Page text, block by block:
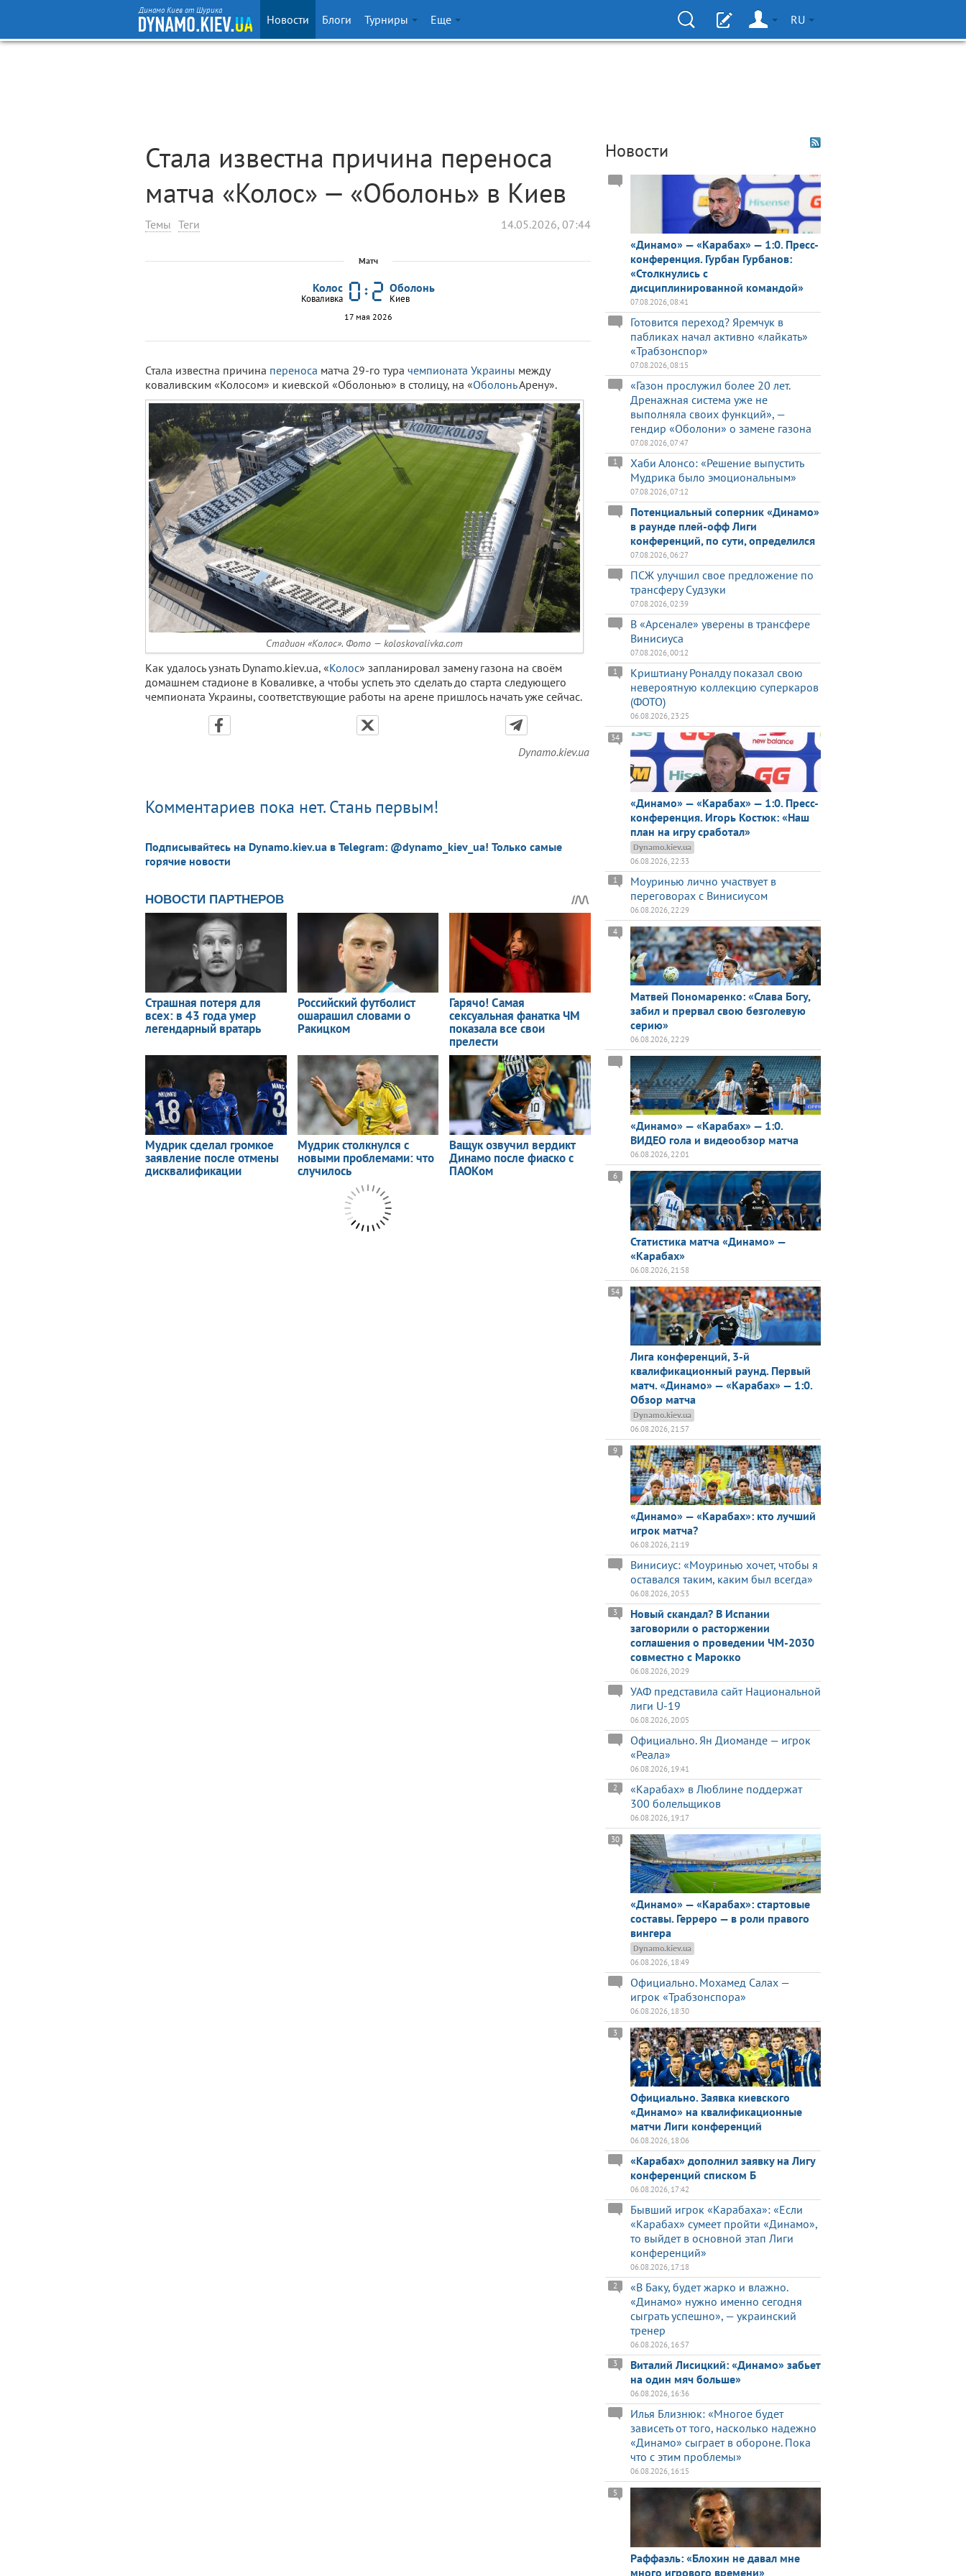
Динамо Киев от Шурика
Новости Блоги Турниры Еще RU
Стала известна причина переноса
матча «Колос» — «Оболонь» в Киев
Темы Теги 14.05.2026, 07:44
Матч
Колос
Коваливка
Оболонь
Киев
17 мая 2026
Стала известна причина переноса матча 29-го тура чемпионата Украины между
коваливским «Колосом» и киевской «Оболонью» в столицу, на «ОболоньАрену».
Стадион «Колос». Фото — koloskovalivka.com
Как удалось узнать Dynamo.kiev.ua, «Колос» запланировал замену газона на своём
домашнем стадионе в Коваливке, а чтобы успеть это сделать до старта следующего
чемпионата Украины, соответствующие работы на арене пришлось начать уже сейчас.
Dynamo.kiev.ua
Комментариев пока нет. Стань первым!
Подписывайтесь на Dynamo.kiev.ua в Telegram: @dynamo_kiev_ua! Только самые
горячие новости
Новости
«Динамо» — «Карабах» — 1:0. Пресс-
конференция. Гурбан Гурбанов:
«Столкнулись с
дисциплинированной командой»
07.08.2026, 08:41
Готовится переход? Яремчук в
пабликах начал активно «лайкать»
«Трабзонспор»
07.08.2026, 08:15
«Газон прослужил более 20 лет.
Дренажная система уже не
выполняла своих функций», —
гендир «Оболони» о замене газона
07.08.2026, 07:47
Хаби Алонсо: «Решение выпустить
Мудрика было эмоциональным»
1
07.08.2026, 07:12
Потенциальный соперник «Динамо»
в раунде плей-офф Лиги
конференций, по сути, определился
07.08.2026, 06:27
ПСЖ улучшил свое предложение по
трансферу Судзуки
07.08.2026, 02:39
В «Арсенале» уверены в трансфере
Винисиуса
07.08.2026, 00:12
Криштиану Роналду показал свою
невероятную коллекцию суперкаров
(ФОТО)
1
06.08.2026, 23:25
«Динамо» — «Карабах» — 1:0. Пресс-
конференция. Игорь Костюк: «Наш
план на игру сработал»
34
Dynamo.kiev.ua
06.08.2026, 22:33
Моуринью лично участвует в
переговорах с Винисиусом
1
06.08.2026, 22:29
Матвей Пономаренко: «Слава Богу,
забил и прервал свою безголевую
серию»
4
06.08.2026, 22:29
«Динамо» — «Карабах» — 1:0.
ВИДЕО гола и видеообзор матча
06.08.2026, 22:01
Статистика матча «Динамо» —
«Карабах»
6
06.08.2026, 21:58
Лига конференций, 3-й
квалификационный раунд. Первый
матч. «Динамо» — «Карабах» — 1:0.
Обзор матча
54
Dynamo.kiev.ua
06.08.2026, 21:57
«Динамо» — «Карабах»: кто лучший
игрок матча?
9
06.08.2026, 21:19
Винисиус: «Моуринью хочет, чтобы я
оставался таким, каким был всегда»
06.08.2026, 20:53
Новый скандал? В Испании
заговорили о расторжении
соглашения о проведении ЧМ-2030
совместно с Марокко
3
06.08.2026, 20:29
УАФ представила сайт Национальной
лиги U-19
06.08.2026, 20:05
Официально. Ян Диоманде — игрок
«Реала»
06.08.2026, 19:41
«Карабах» в Люблине поддержат
300 болельщиков
2
06.08.2026, 19:17
«Динамо» — «Карабах»: стартовые
составы. Герреро — в роли правого
вингера
30
Dynamo.kiev.ua
06.08.2026, 18:49
Официально. Мохамед Салах —
игрок «Трабзонспора»
06.08.2026, 18:30
Официально. Заявка киевского
«Динамо» на квалификационные
матчи Лиги конференций
3
06.08.2026, 18:06
«Карабах» дополнил заявку на Лигу
конференций списком Б
06.08.2026, 17:42
Бывший игрок «Карабаха»: «Если
«Карабах» сумеет пройти «Динамо»,
то выйдет в основной этап Лиги
конференций»
06.08.2026, 17:18
«В Баку, будет жарко и влажно.
«Динамо» нужно именно сегодня
сыграть успешно», — украинский
тренер
2
06.08.2026, 16:57
Виталий Лисицкий: «Динамо» забьет
на один мяч больше»
3
06.08.2026, 16:36
Илья Близнюк: «Многое будет
зависеть от того, насколько надежно
«Динамо» сыграет в обороне. Пока
что с этим проблемы»
06.08.2026, 16:15
Раффаэль: «Блохин не давал мне
много игрового времени»
5